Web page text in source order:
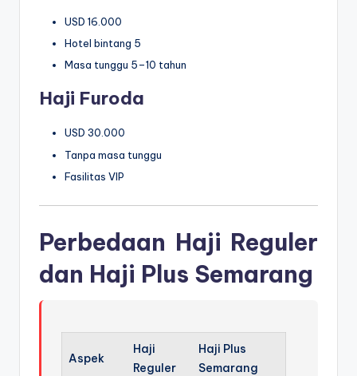
USD 16.000
Hotel bintang 5
Masa tunggu 5–10 tahun
Haji Furoda
USD 30.000
Tanpa masa tunggu
Fasilitas VIP
Perbedaan Haji Reguler
dan Haji Plus Semarang
Aspek
Haji
Reguler
Haji Plus
Semarang